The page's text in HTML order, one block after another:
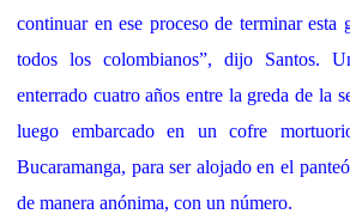
continuar en ese proceso de terminar esta
todos los colombianos”, dijo Santos.
enterrado cuatro años entre la greda de la
luego embarcado en un cofre
Bucaramanga, para ser alojado en el
de manera anónima, con un número.